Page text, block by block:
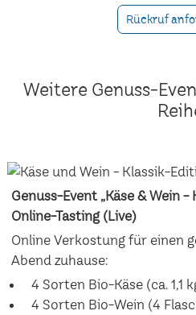
Rückruf
Weitere Genuss-
Genuss-Event „Käse & Wein
Online-Tasting (Live)
Online Verkostung für einen
Abend zuhause:
4 Sorten Bio-Käse (ca. 1,1
4 Sorten Bio-Wein (4